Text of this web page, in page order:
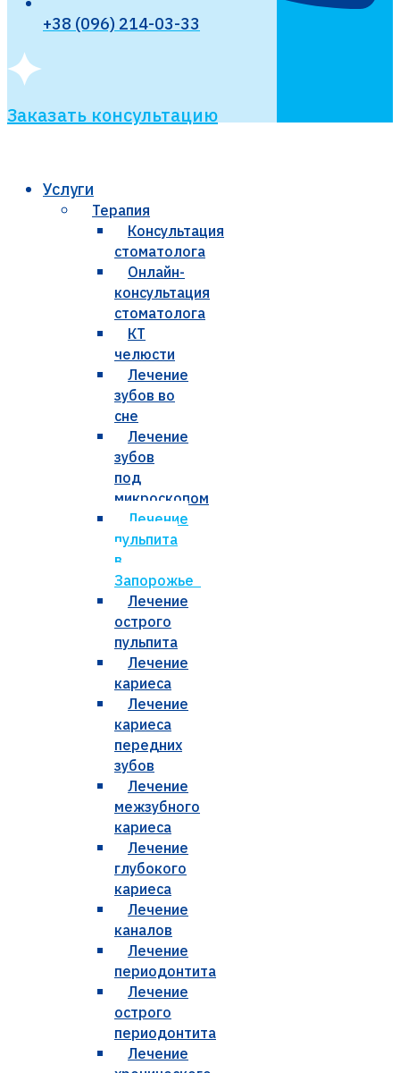
+38 (096) 214-03-33
Заказать консультацию
Услуги
Терапия
Консультация
стоматолога
Онлайн-
консультация
стоматолога
КТ
челюсти
Лечение
зубов во
сне
Лечение
зубов
под
микроскопом
Лечение
пульпита
в
Запорожье
Лечение
острого
пульпита
Лечение
кариеса
Лечение
кариеса
передних
зубов
Лечение
межзубного
кариеса
Лечение
глубокого
кариеса
Лечение
каналов
Лечение
периодонтита
Лечение
острого
периодонтита
Лечение